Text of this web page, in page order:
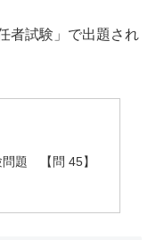
者試験」で出題され
題 【問 45】